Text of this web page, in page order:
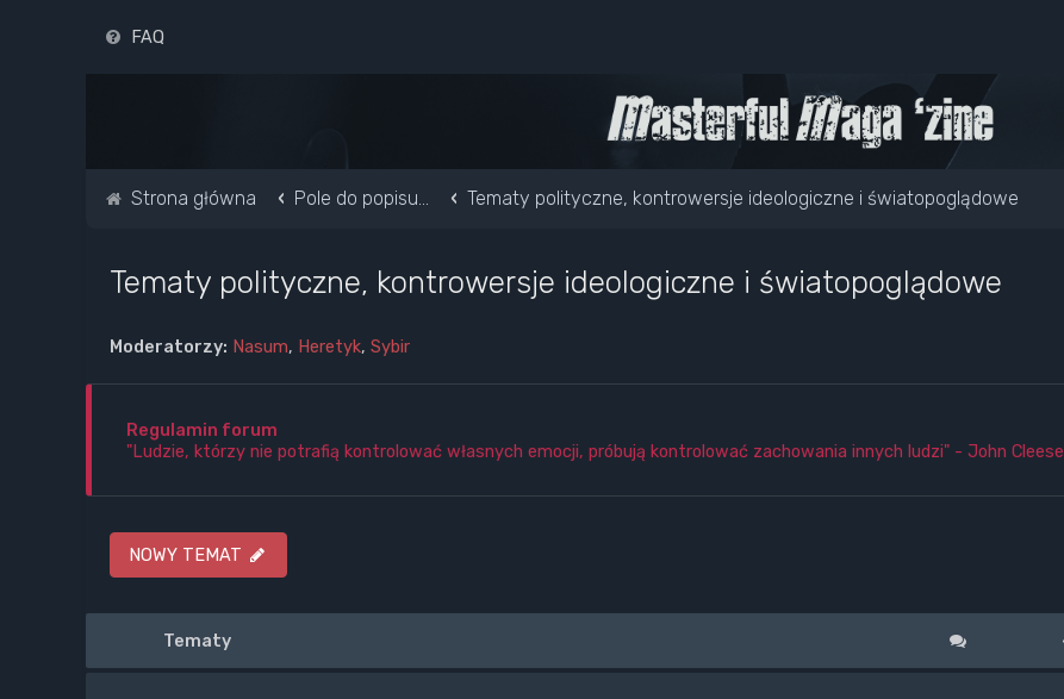
FAQ
Strona główna Pole do popisu... Tematy polityczne, kontrowersje ideologiczne i światopoglądowe
Tematy polityczne, kontrowersje ideologiczne i światopoglądowe
Moderatorzy: Nasum, Heretyk, Sybir
Regulamin forum
"Ludzie, którzy nie potrafią kontrolować własnych emocji, próbują kontrolować zachowania innych ludzi" - John Cleese
NOWY TEMAT
Tematy